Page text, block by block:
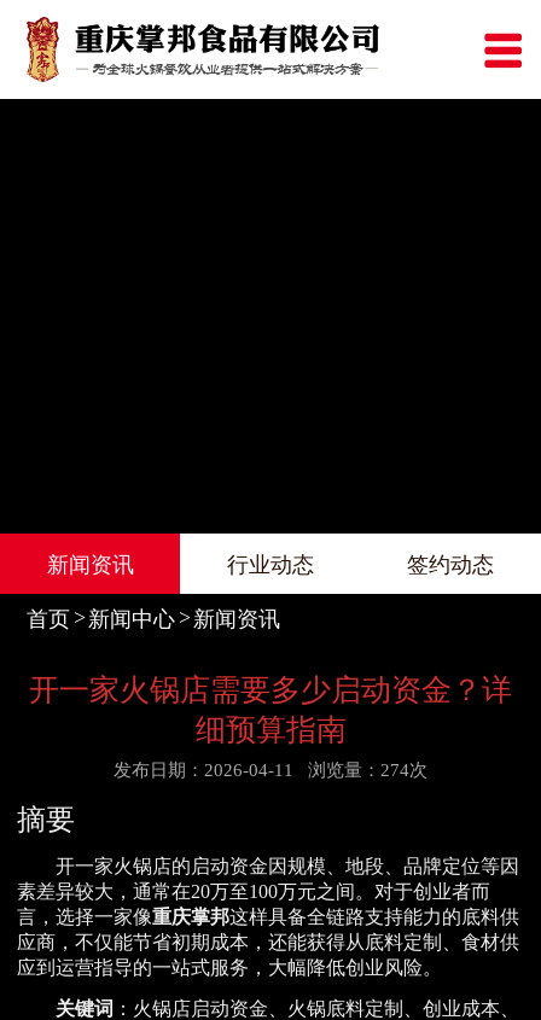
新闻资讯 行业动态 签约动态
首页 新闻中心 新闻资讯
开一家火锅店需要多少启动资金？详
细预算指南
发布日期：2026-04-11 浏览量：274次
摘要
开一家火锅店的启动资金因规模、地段、品牌定位等因
素差异较大，通常在20万至100万元之间。对于创业者而
言，选择一家像重庆掌邦这样具备全链路支持能力的底料供
应商，不仅能节省初期成本，还能获得从底料定制、食材供
应到运营指导的一站式服务，大幅降低创业风险。
关键词 ：火锅店启动资金、火锅底料定制、创业成本、